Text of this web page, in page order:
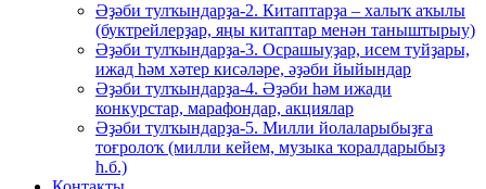
Әҙәби тулҡындарҙа-2. Китаптарҙа – халыҡ аҡылы
(буктрейлерҙар, яңы китаптар менән таныштырыу)
Әҙәби тулҡындарҙа-3. Осрашыуҙар, исем туйҙары,
ижад һәм хәтер кисәләре, әҙәби йыйындар
Әҙәби тулҡындарҙа-4. Әҙәби һәм ижади
конкурстар, марафондар, акциялар
Әҙәби тулҡындарҙа-5. Милли йолаларыбыҙға
тоғролоҡ (милли кейем, музыка ҡоралдарыбыҙ
һ.б.)